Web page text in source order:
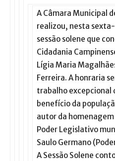
A Câmara Municipal
realizou, nesta
sessão solene que
Cidadania
Lígia Maria
Ferreira. A honraria
trabalho excepcional
benefício da
autor da
Poder Legislativo
Saulo Germano
A Sessão Solene